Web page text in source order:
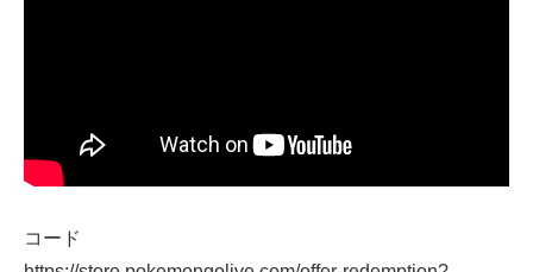
コード